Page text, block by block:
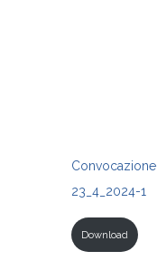
23_4_2024-1
Download